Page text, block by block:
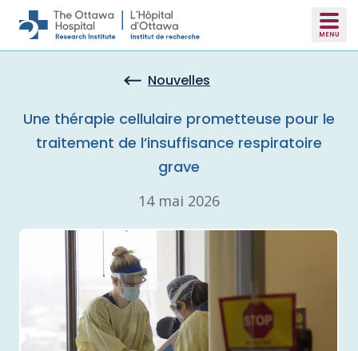
Skip to main content
Nouvelles
Une thérapie cellulaire prometteuse pour le
traitement de l’insuffisance respiratoire
grave
14 mai 2026